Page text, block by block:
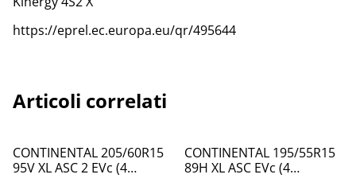
https://eprel.ec.europa.eu/qr/495644
Articoli correlati
%
CONTINENTAL 205/60R15
95V XL ASC 2 EVc (4
%
CONTINENTAL 195/55R15
89H XL ASC EVc (4